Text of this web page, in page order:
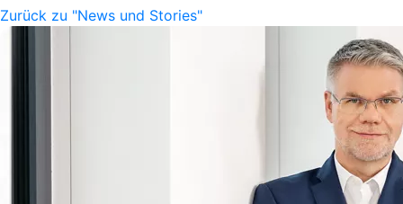
Zurück zu "News und Stories"